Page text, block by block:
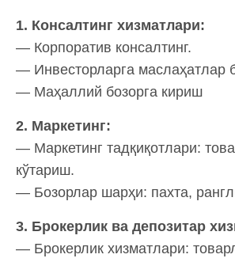
1. Консалтинг хизматлари:
— Корпоратив консалтинг.
— Инвесторларга маслаҳатлар
— Маҳаллий бозорга кириш
2. Маркетинг:
— Маркетинг тадқиқотлари:
кўтариш.
— Бозорлар шарҳи: пахта,
3. Брокерлик ва депозитар
— Брокерлик хизматлари: